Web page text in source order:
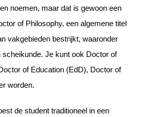
noemen, maar dat is gewoon een
of Philosophy, een algemene titel
vakgebieden bestrijkt, waaronder
scheikunde. Je kunt ook Doctor of
of Education (EdD), Doctor of
worden.
de student traditioneel in een